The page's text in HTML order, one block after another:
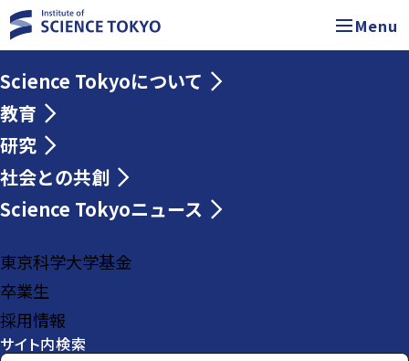
Menu
Science Tokyoについて
教育
研究
社会との共創
Science Tokyoニュース
東京科学大学基金
卒業生
採用情報
サイト内検索